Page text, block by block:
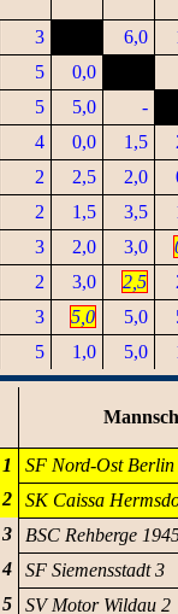
3 6,0
5
0,0
5 5,0
-
4 0,0 1,5
2 2,5 2,0
2 1,5 3,5
3 2,0 3,0
2 3,0 2,5
3 5,0 5,0
5 1,0 5,0
1
SF Nord-Ost Berlin
2
SK Caissa
3
BSC Rehberge
4
SF Siemensstadt 3
5
SV Motor Wildau 2